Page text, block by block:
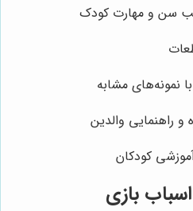
سن و مهارت کودک
نمونه‌های مشابه
و راهنمایی والدین
کودکان
بازی